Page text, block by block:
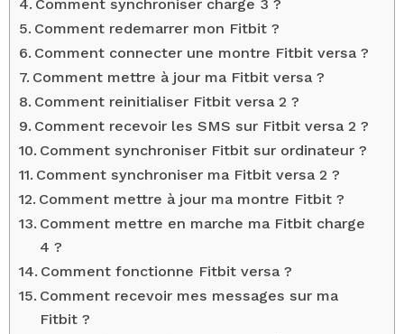
Comment synchroniser charge 3 ?
Comment redemarrer mon Fitbit ?
Comment connecter une montre Fitbit versa ?
Comment mettre à jour ma Fitbit versa ?
Comment reinitialiser Fitbit versa 2 ?
Comment recevoir les SMS sur Fitbit versa 2 ?
Comment synchroniser Fitbit sur ordinateur ?
Comment synchroniser ma Fitbit versa 2 ?
Comment mettre à jour ma montre Fitbit ?
Comment mettre en marche ma Fitbit charge
4 ?
Comment fonctionne Fitbit versa ?
Comment recevoir mes messages sur ma
Fitbit ?